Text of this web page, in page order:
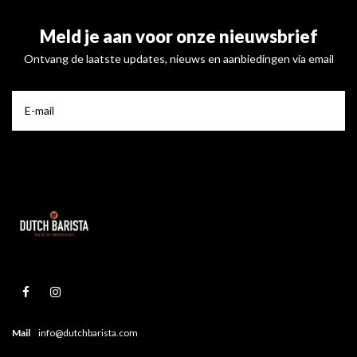
Meld je aan voor onze nieuwsbrief
Ontvang de laatste updates, nieuws en aanbiedingen via email
Mail info@dutchbarista.com